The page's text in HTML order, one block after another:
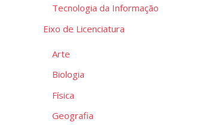
Tecnologia da Informação
Eixo de Licenciatura
Arte
Biologia
Física
Geografia